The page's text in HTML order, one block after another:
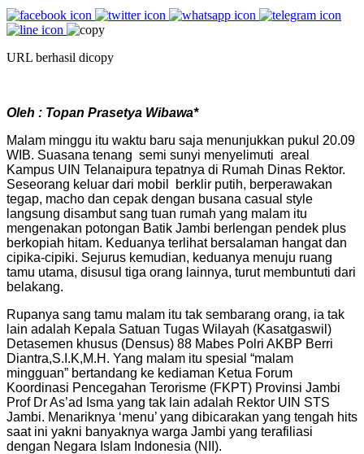
URL berhasil dicopy
Oleh : Topan Prasetya Wibawa*
Malam minggu itu waktu baru saja menunjukkan pukul 20.09
WIB. Suasana tenang semi sunyi menyelimuti areal
Kampus UIN Telanaipura tepatnya di Rumah Dinas Rektor.
Seseorang keluar dari mobil berklir putih, berperawakan
tegap, macho dan cepak dengan busana casual style
langsung disambut sang tuan rumah yang malam itu
mengenakan potongan Batik Jambi berlengan pendek plus
berkopiah hitam. Keduanya terlihat bersalaman hangat dan
cipika-cipiki. Sejurus kemudian, keduanya menuju ruang
tamu utama, disusul tiga orang lainnya, turut membuntuti dari
belakang.
Rupanya sang tamu malam itu tak sembarang orang, ia tak
lain adalah Kepala Satuan Tugas Wilayah (Kasatgaswil)
Detasemen khusus (Densus) 88 Mabes Polri AKBP Berri
Diantra,S.I.K,M.H. Yang malam itu spesial “malam
mingguan” bertandang ke kediaman Ketua Forum
Koordinasi Pencegahan Terorisme (FKPT) Provinsi Jambi
Prof Dr As’ad Isma yang tak lain adalah Rektor UIN STS
Jambi. Menariknya ‘menu’ yang dibicarakan yang tengah hits
saat ini yakni banyaknya warga Jambi yang terafiliasi
dengan Negara Islam Indonesia (NII).